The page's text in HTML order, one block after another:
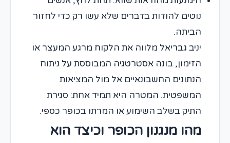
נוטים להודות בדברים שלא עשו רק כדי לחזור
הביתה.
יניב גבריאל מלווה את הלקוח מרגע המעצר או
הזימון, בונה אסטרטגיה המבוססת על ניתוח
הנתונים החשבונאיים אל מול המציאות
המשפטית. המטרה היא תמיד אחת: סגירת
התיק בשלב השימוע או המרתו בכופר כספי.
מהו מנגנון הכופר וכיצד הוא